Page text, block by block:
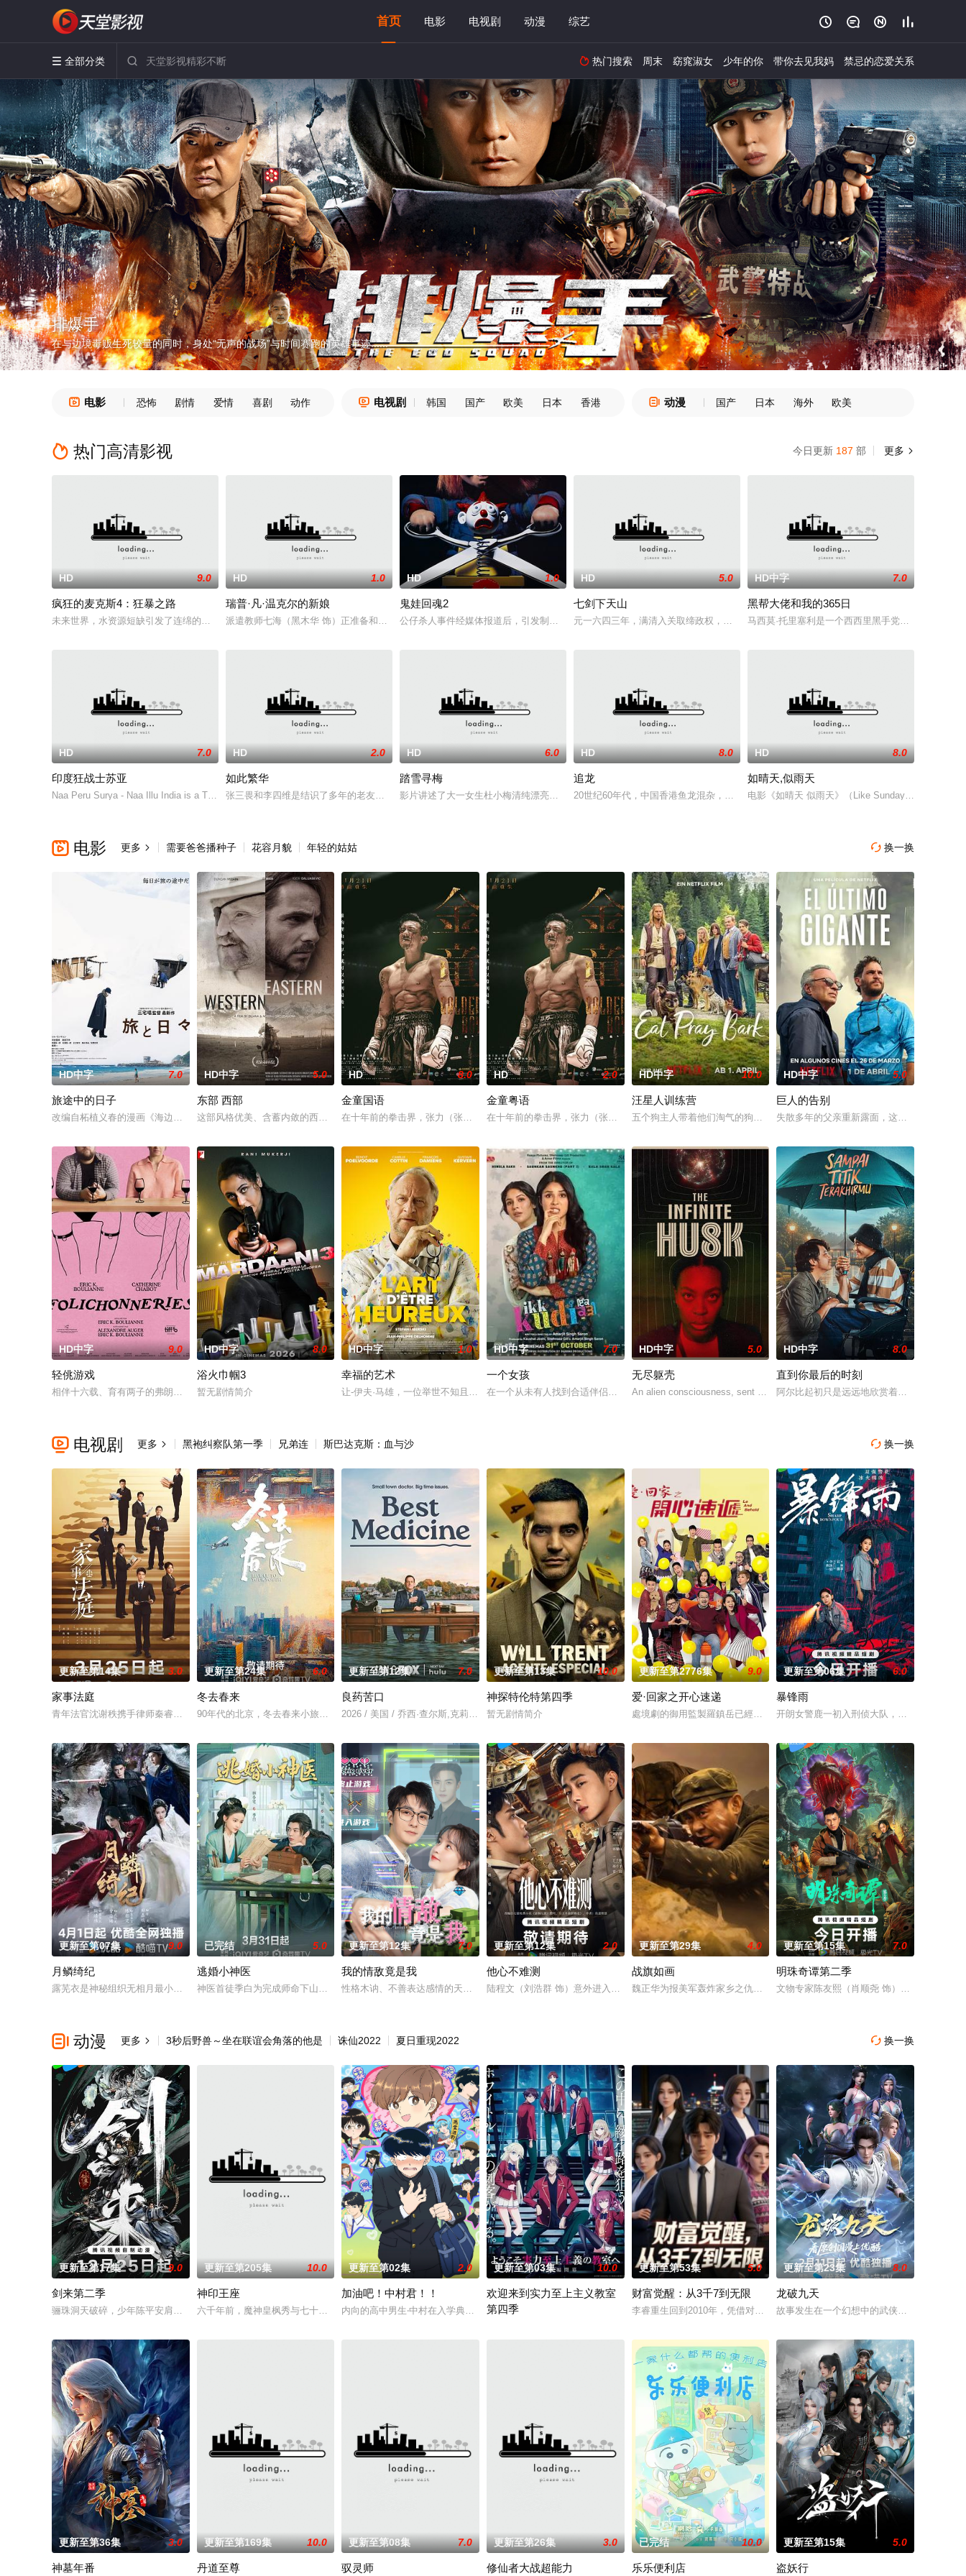
首页 电影 电视剧 动漫 综艺    
 全部分类   热门搜索 周末 窈窕淑女 少年的你 带你去见我妈 禁忌的恋爱关系
排爆手
在与边境毒贩生死较量的同时，身处“无声的战场”与时间赛跑的英雄事迹......
 电影 恐怖 剧情 爱情 喜剧 动作  电视剧 韩国 国产 欧美 日本 香港  动漫 国产 日本 海外 欧美
 热门高清影视 更多 
今日更新 187 部
HD 9.0
疯狂的麦克斯4：狂暴之路
未来世界，水资源短缺引发了连绵的战争。人们相互厮杀，争夺有限的资源，地球变成了血腥十足
HD 1.0
瑞普·凡·温克尔的新娘
派遣教师七海（黑木华 饰）正准备和透过社群网站相识的铁也结婚，但担心家属太少而请来「使
HD 1.0
鬼娃回魂2
公仔杀人事件经媒体报道后，引发制作“楚其”的玩具公司对市场前景的担忧，玩具公司将楚其的
HD 5.0
七剑下天山
元一六四三年，满清入关取缔政权，为求控制大局，严禁士子结社集会，不许百姓练武，到处
HD中字 7.0
黑帮大佬和我的365日
马西莫·托里塞利是一个西西里黑手党家族的年轻英
HD 7.0
印度狂战士苏亚
Naa Peru Surya - Naa Illu India is a Telugu
HD 2.0
如此繁华
张三畏和李四维是结识了多年的老友，彼此之间的友谊十分坚实。张三畏和太太一个在北京，一个
HD 6.0
踏雪寻梅
影片讲述了大一女生杜小梅清纯漂亮，被许多男生视为校花，她与同校同乡好友白雪交往甚密。大
HD 8.0
追龙
20世纪60年代，中国香港鱼龙混杂，混乱不堪。英国人治下的皇家警察贪婪无度，甚至与黑道
HD 8.0
如晴天,似雨天
电影《如晴天 似雨天》（Like Sunday, Like Rain）
 换一换
 电影 更多  需要爸爸播种子 花容月貌 年轻的姑姑
HD中字 7.0
旅途中的日子
改编自柘植义春的漫画《海边的抒景》《混沌洞的笨先生》，讲述郁郁不得志的李编剧因缘际会来
HD中字 5.0
东部 西部
这部风格优美、含蓄内敛的西部片讲述了一个儿子由两位父亲抚养长大的故事，一位来自欧洲东部
HD 8.0
金童国语
在十年前的拳击界，张力（张继聪 饰）是如日中天的「金童」，却因一场意外失去了自由。十年
HD 2.0
金童粤语
在十年前的拳击界，张力（张继聪 饰）是如日中天的「金童」，却因一场意外失去了自由。十年
HD中字 10.0
汪星人训练营
五个狗主人带着他们淘气的狗狗向山中的传奇老师寻求帮助——但需要接受训练
HD中字 5.0
巨人的告别
失散多年的父亲重新露面，这名导游必须应
HD中字 9.0
轻佻游戏
相伴十六载、育有两子的弗朗索瓦与朱莉陷入灵肉疏离。为探索真实自我，他们开启开放式关系，
HD中字 8.0
浴火巾帼3
暂无剧情简介
HD中字 1.0
幸福的艺术
让-伊夫·马雄，一位举世不知且郁郁寡欢的画家，某日决心彻底改变人生。他前往诺曼底的一座
HD中字 7.0
一个女孩
在一个从未有人找到合适伴侣的家庭里，西米的包办婚姻被视为新的开始。然而，就在婚礼前几天
HD中字 5.0
无尽躯壳
An alien consciousness, sent to Earth to sp
HD中字 8.0
直到你最后的时刻
阿尔比起初只是远远地欣赏着谢拉。随着时
 换一换
 电视剧 更多  黑袍纠察队第一季 兄弟连 斯巴达克斯：血与沙
更新至第14集 3.0
家事法庭
青年法官沈谢秩携手律师秦睿，与舒静、胡艾溪、陈向辉等法律同侪深入基层工作，为人民群众解
更新至第24集 6.0
冬去春来
90年代的北京，冬去春来小旅馆，见证了一群来自天南海北怀揣梦想的青年男女跌宕起伏的北漂
更新至第12集 7.0
良药苦口
2026 / 美国 / 乔西·查尔斯,克莉·奇奇诺,迈克尔·波茨,John,Quilty,卡特·辛普,Alex
更新至第13集 10.0
神探特伦特第四季
暂无剧情简介
更新至第2776集 9.0
爱·回家之开心速递
處境劇的御用監製羅鎮岳已經準備開拍新一套處境劇，暫定叫《愛．回家之開心
更新至第06集 6.0
暴锋雨
开朗女警鹿一初入刑侦大队，和不苟言笑的
更新至第07集 9.0
月鳞绮纪
露芜衣是神秘组织无相月最小的九尾狐，性格活泼，狡黠。在寻找大妖小唯的任务中，她潜入了洛
已完结 5.0
逃婚小神医
神医首徒季白为完成师命下山，却遭父亲强嫁镇北王世子。秉持不愿被男人与婚姻影响拔刀速度的
更新至第12集 7.0
我的情敌竟是我
性格木讷、不善表达感情的天才程序员杨璨，为满足女朋友叶饼饼的心愿，制作了一个沉浸式恋爱
更新至第12集 2.0
他心不难测
陆程文（刘浩群 饰）意外进入小说世界成为注定惨死的反派，他以“苟道”求生，却意外让女主
更新至第29集 4.0
战旗如画
魏正华为报美军轰炸家乡之仇，冒名顶替挚友郑雄才身份，随大哥魏正中所部入
更新至第15集 7.0
明珠奇谭第二季
文物专家陈友熙（肖顺尧 饰）集结小队勇闯
 换一换
 动漫 更多  3秒后野兽～坐在联谊会角落的他是 诛仙2022 夏日重现2022
更新至第17集 9.0
剑来第二季
骊珠洞天破碎，少年陈平安肩负重任，护送李宝瓶等人前往大隋求学。路途凶险万分，既有大骊铁
更新至第205集 10.0
神印王座
六千年前，魔神皇枫秀与七十二根魔神柱从天而降，所有生物沾染魔神柱散发的气息，立刻会变异
更新至第02集 2.0
加油吧！中村君！！
内向的高中男生‧中村在入学典礼一眼爱上同班的广濑，鼓起勇气示好却常常失败。上素描课，广
更新至第03集 10.0
欢迎来到实力至上主义教室
第四季
更新至第53集 5.0
财富觉醒：从3千7到无限
李睿重生回到2010年，凭借对未来的预知，他先凭彩票斩获巨奖，开启逆袭之路
更新至第23集 8.0
龙破九天
故事发生在一个幻想中的武侠世界，这个世
更新至第36集 3.0
神墓年番
更新至第169集 10.0
丹道至尊
更新至第08集 7.0
驭灵师
更新至第26集 3.0
修仙者大战超能力
已完结 10.0
乐乐便利店
更新至第15集 5.0
盗妖行